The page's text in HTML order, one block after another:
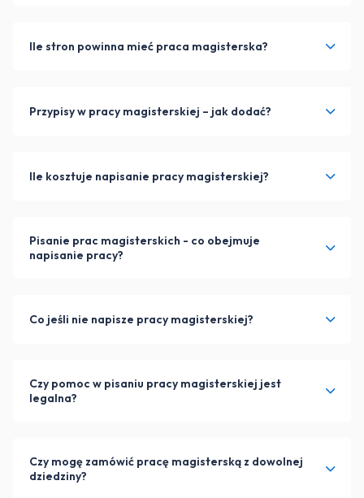
Ile stron powinna mieć praca magisterska?
Przypisy w pracy magisterskiej – jak dodać?
Ile kosztuje napisanie pracy magisterskiej?
Pisanie prac magisterskich - co obejmuje
napisanie pracy?
Co jeśli nie napisze pracy magisterskiej?
Czy pomoc w pisaniu pracy magisterskiej jest
legalna?
Czy mogę zamówić pracę magisterską z dowolnej
dziedziny?